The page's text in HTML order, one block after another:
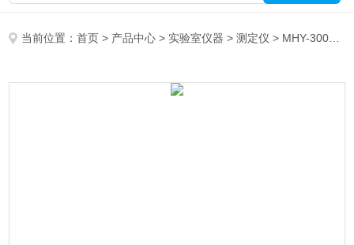
当前位置：首页 > 产品中心 > 实验室仪器 >测定仪 > MHY-30061熔点测定仪